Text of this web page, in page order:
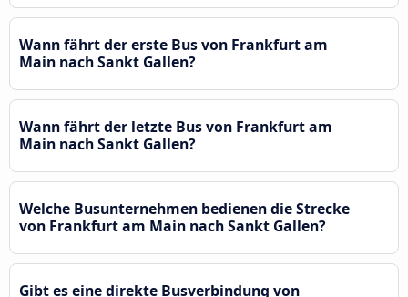
Wann fährt der erste Bus von Frankfurt am
Main nach Sankt Gallen?
Wann fährt der letzte Bus von Frankfurt am
Main nach Sankt Gallen?
Welche Busunternehmen bedienen die Strecke
von Frankfurt am Main nach Sankt Gallen?
Gibt es eine direkte Busverbindung von